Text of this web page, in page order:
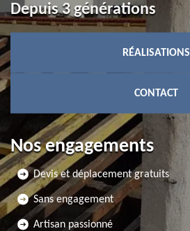
Depuis 3 générations
RÉALISATIONS
CONTACT
Nos engagements
Devis et déplacement gratuits
Sans engagement
Artisan passionné